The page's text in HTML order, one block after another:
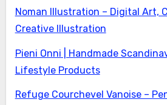
Noman Illustration – Digital Art,
Creative Illustration
Pieni Onni | Handmade
Lifestyle Products
Refuge Courchevel Vanoise –